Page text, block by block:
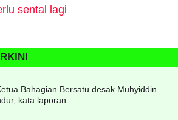
sental lagi
Bahagian Bersatu desak Muhyiddin
kata laporan